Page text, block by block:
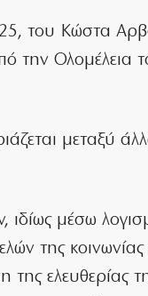
του Κώστα
την Ολομέλεια
μεταξύ
μέσω
της
ελευθερίας